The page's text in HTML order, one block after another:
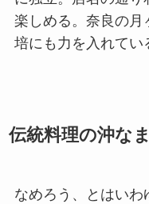
楽しめる。奈良の
培にも力を入れてい
伝統料理の沖な
なめろう、とはい